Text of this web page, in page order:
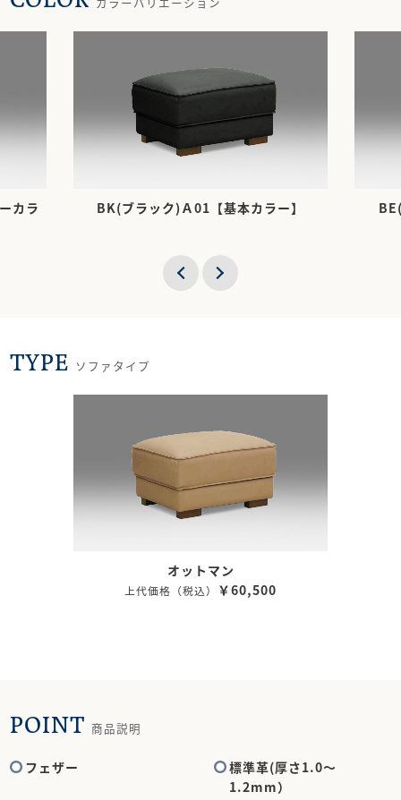
カラ BK(ブラック)Ａ01【基本カラー】
TYPE ソファタイプ
オットマン
上代価格（税込） ￥60,500
POINT 商品説明
フェザー
標準革(厚さ1.0～
1.2mm）